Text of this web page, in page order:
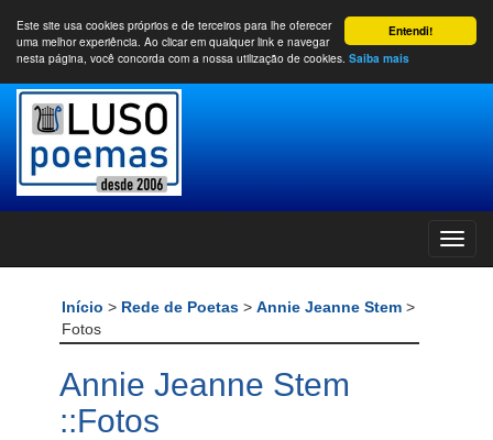
Entendi!
Este site usa cookies próprios e de terceiros para lhe oferecer
uma melhor experiência. Ao clicar em qualquer link e navegar
nesta página, você concorda com a nossa utilização de cookies. Saiba mais
Início > Rede de Poetas > Annie Jeanne Stem >
Fotos
Annie Jeanne Stem
::Fotos